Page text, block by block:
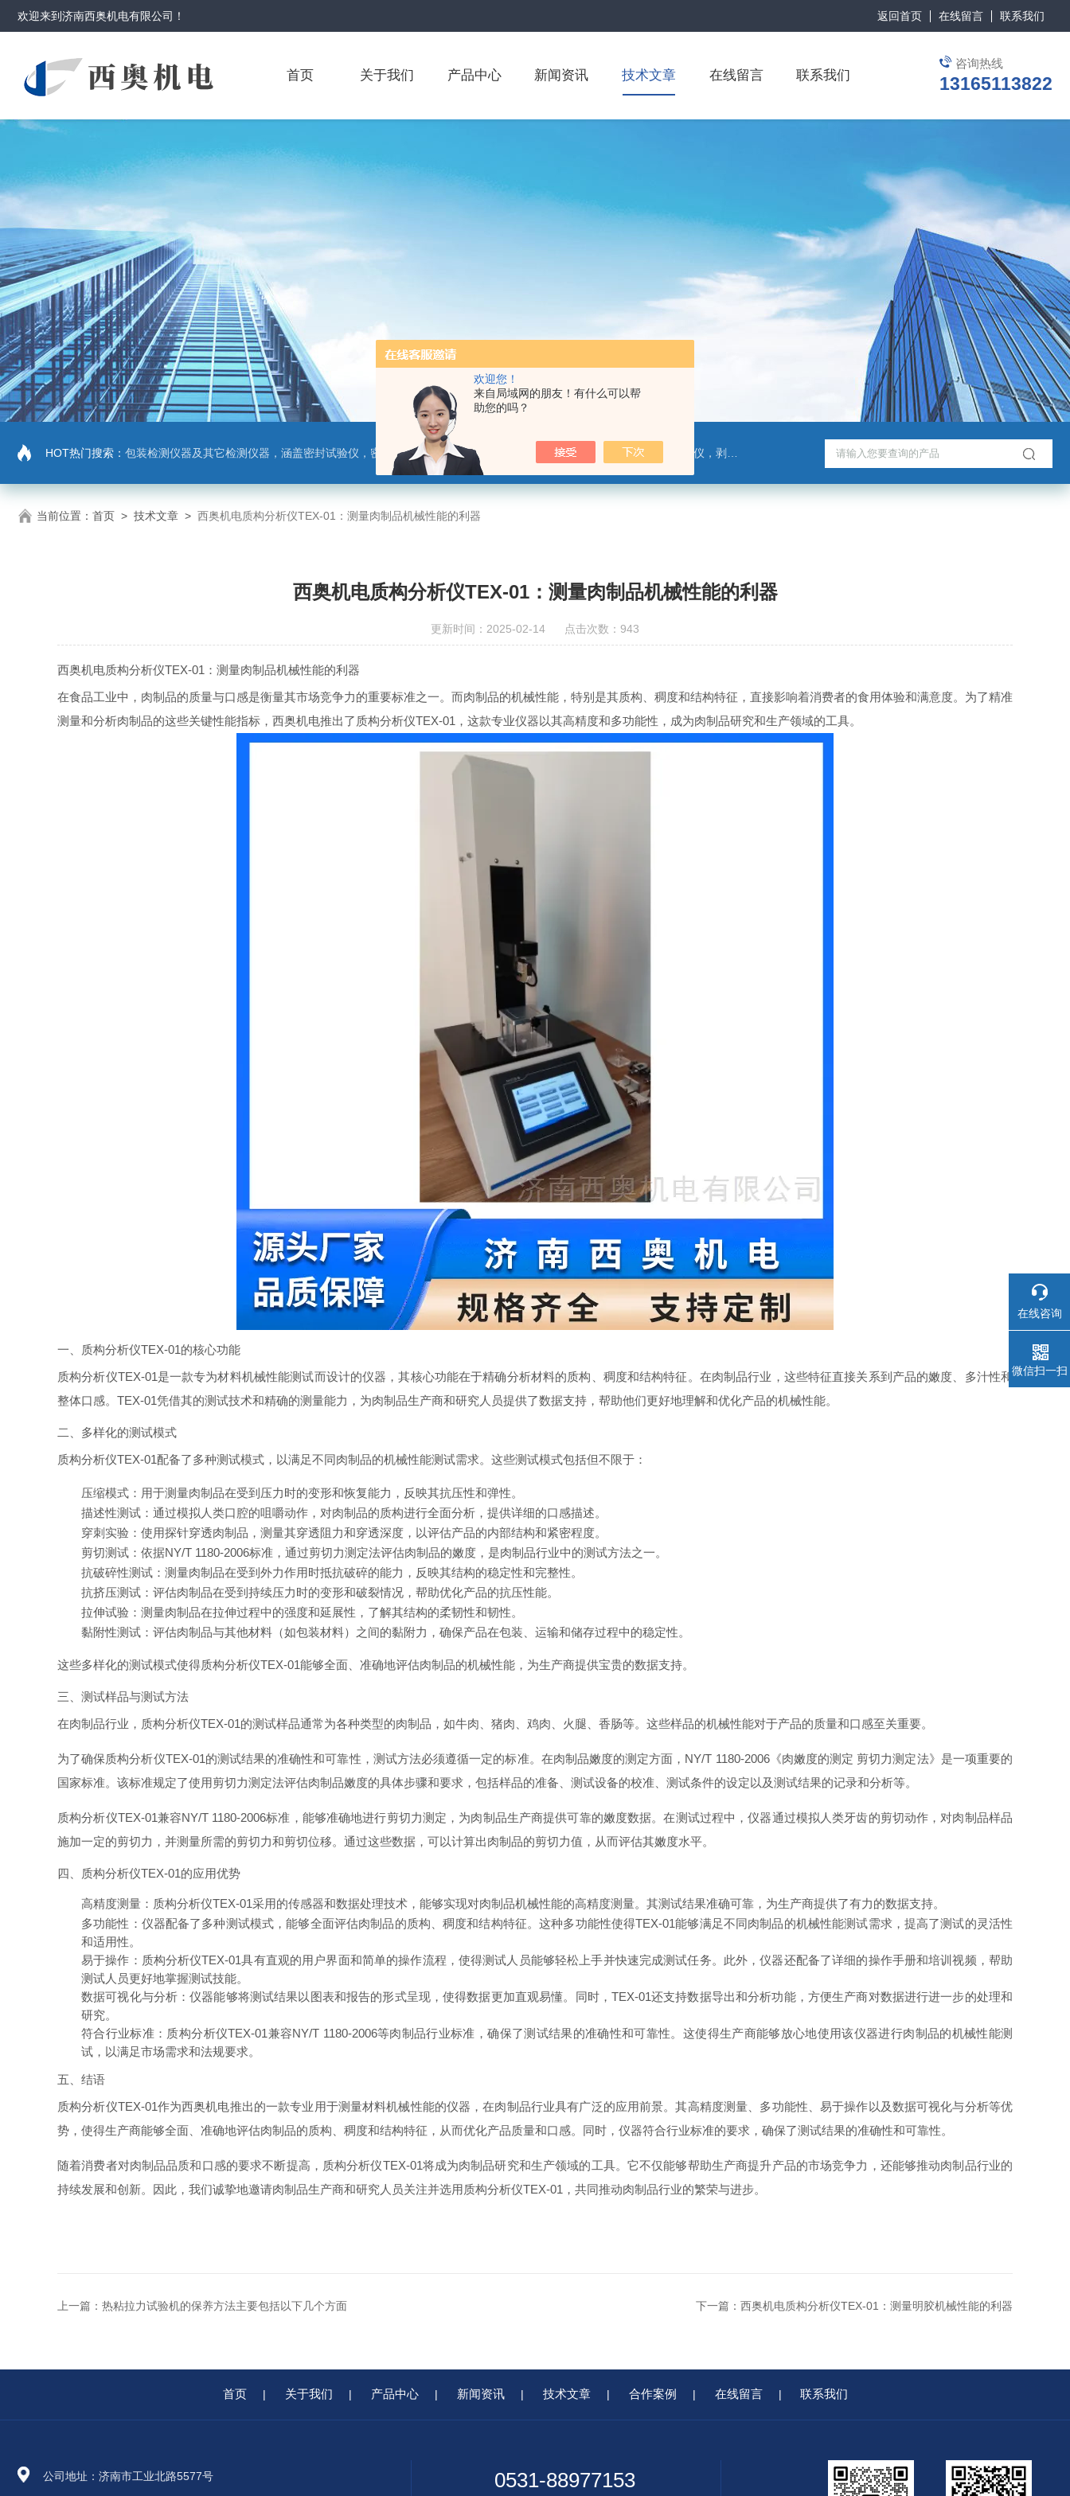
欢迎您！
来自局域网的朋友！有什么可以帮
助您的吗？
欢迎来到济南西奥机电有限公司 ！ 返回首页 在线留言 联系我们
咨询热线
13165113822
首页 关于我们 产品中心 新闻资讯 技术文章 在线留言 联系我们
HOT热门搜索： 包装检测仪器及其它检测仪器，涵盖密封试验仪，密封与泄漏强度测试仪，拉力机，抗压机，热封试验仪，摩擦系数仪，剥离力测试仪，医药包装检测仪，冲击试验仪，安瓿瓶折断力测试仪，垂直度偏差测试仪，扭矩仪，手提袋疲劳度测试仪
当前位置： 首页 > 技术文章 > 西奥机电质构分析仪TEX-01：测量肉制品机械性能的利器
西奥机电质构分析仪TEX-01：测量肉制品机械性能的利器
更新时间：2025-02-14 点击次数：943
西奥机电质构分析仪TEX-01：测量肉制品机械性能的利器
在食品工业中，肉制品的质量与口感是衡量其市场竞争力的重要标准之一。而肉制品的机械性能，特别是其质构、稠度和结构特征，直接影响着消费者的食用体验和满意度。为了精准
测量和分析肉制品的这些关键性能指标，西奥机电推出了质构分析仪TEX-01，这款专业仪器以其高精度和多功能性，成为肉制品研究和生产领域的工具。
一、质构分析仪TEX-01的核心功能
质构分析仪TEX-01是一款专为材料机械性能测试而设计的仪器，其核心功能在于精确分析材料的质构、稠度和结构特征。在肉制品行业，这些特征直接关系到产品的嫩度、多汁性和
整体口感。TEX-01凭借其的测试技术和精确的测量能力，为肉制品生产商和研究人员提供了数据支持，帮助他们更好地理解和优化产品的机械性能。
二、多样化的测试模式
质构分析仪TEX-01配备了多种测试模式，以满足不同肉制品的机械性能测试需求。这些测试模式包括但不限于：
压缩模式 ：用于测量肉制品在受到压力时的变形和恢复能力，反映其抗压性和弹性。
描述性测试 ：通过模拟人类口腔的咀嚼动作，对肉制品的质构进行全面分析，提供详细的口感描述。
穿刺实验 ：使用探针穿透肉制品，测量其穿透阻力和穿透深度，以评估产品的内部结构和紧密程度。
剪切测试 ：依据NY/T 1180-2006标准，通过剪切力测定法评估肉制品的嫩度，是肉制品行业中的测试方法之一。
抗破碎性测试 ：测量肉制品在受到外力作用时抵抗破碎的能力，反映其结构的稳定性和完整性。
抗挤压测试 ：评估肉制品在受到持续压力时的变形和破裂情况，帮助优化产品的抗压性能。
拉伸试验 ：测量肉制品在拉伸过程中的强度和延展性，了解其结构的柔韧性和韧性。
黏附性测试 ：评估肉制品与其他材料（如包装材料）之间的黏附力，确保产品在包装、运输和储存过程中的稳定性。
这些多样化的测试模式使得质构分析仪TEX-01能够全面、准确地评估肉制品的机械性能，为生产商提供宝贵的数据支持。
三、测试样品与测试方法
在肉制品行业，质构分析仪TEX-01的测试样品通常为各种类型的肉制品，如牛肉、猪肉、鸡肉、火腿、香肠等。这些样品的机械性能对于产品的质量和口感至关重要。
为了确保质构分析仪TEX-01的测试结果的准确性和可靠性，测试方法必须遵循一定的标准。在肉制品嫩度的测定方面，NY/T 1180-2006《肉嫩度的测定 剪切力测定法》是一项重要的
国家标准。该标准规定了使用剪切力测定法评估肉制品嫩度的具体步骤和要求，包括样品的准备、测试设备的校准、测试条件的设定以及测试结果的记录和分析等。
质构分析仪TEX-01兼容NY/T 1180-2006标准，能够准确地进行剪切力测定，为肉制品生产商提供可靠的嫩度数据。在测试过程中，仪器通过模拟人类牙齿的剪切动作，对肉制品样品
施加一定的剪切力，并测量所需的剪切力和剪切位移。通过这些数据，可以计算出肉制品的剪切力值，从而评估其嫩度水平。
四、质构分析仪TEX-01的应用优势
高精度测量 ：质构分析仪TEX-01采用的传感器和数据处理技术，能够实现对肉制品机械性能的高精度测量。其测试结果准确可靠，为生产商提供了有力的数据支持。
多功能性 ：仪器配备了多种测试模式，能够全面评估肉制品的质构、稠度和结构特征。这种多功能性使得TEX-01能够满足不同肉制品的机械性能测试需求，提高了测试的灵活性
和适用性。
易于操作 ：质构分析仪TEX-01具有直观的用户界面和简单的操作流程，使得测试人员能够轻松上手并快速完成测试任务。此外，仪器还配备了详细的操作手册和培训视频，帮助
测试人员更好地掌握测试技能。
数据可视化与分析 ：仪器能够将测试结果以图表和报告的形式呈现，使得数据更加直观易懂。同时，TEX-01还支持数据导出和分析功能，方便生产商对数据进行进一步的处理和
研究。
符合行业标准 ：质构分析仪TEX-01兼容NY/T 1180-2006等肉制品行业标准，确保了测试结果的准确性和可靠性。这使得生产商能够放心地使用该仪器进行肉制品的机械性能测
试，以满足市场需求和法规要求。
五、结语
质构分析仪TEX-01作为西奥机电推出的一款专业用于测量材料机械性能的仪器，在肉制品行业具有广泛的应用前景。其高精度测量、多功能性、易于操作以及数据可视化与分析等优
势，使得生产商能够全面、准确地评估肉制品的质构、稠度和结构特征，从而优化产品质量和口感。同时，仪器符合行业标准的要求，确保了测试结果的准确性和可靠性。
随着消费者对肉制品品质和口感的要求不断提高，质构分析仪TEX-01将成为肉制品研究和生产领域的工具。它不仅能够帮助生产商提升产品的市场竞争力，还能够推动肉制品行业的
持续发展和创新。因此，我们诚挚地邀请肉制品生产商和研究人员关注并选用质构分析仪TEX-01，共同推动肉制品行业的繁荣与进步。
上一篇： 热粘拉力试验机的保养方法主要包括以下几个方面 下一篇： 西奥机电质构分析仪TEX-01：测量明胶机械性能的利器
首页 | 关于我们 | 产品中心 | 新闻资讯 | 技术文章 | 合作案例 | 在线留言 | 联系我们
公司地址：济南市工业北路5577号 0531-88977153
在线咨询
微信扫一扫